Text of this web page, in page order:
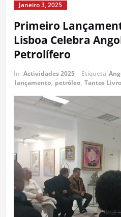
Janeiro 3, 2025
Primeiro
Lisboa Celebra
Petrolífero
In Actividades 2025 Etiqueta
lançamento, petróleo, Tantos